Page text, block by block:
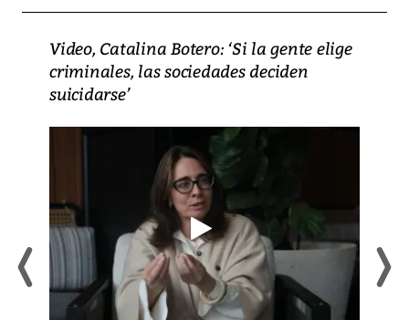
Video, Catalina Botero: ‘Si la gente elige
criminales, las sociedades deciden
suicidarse’